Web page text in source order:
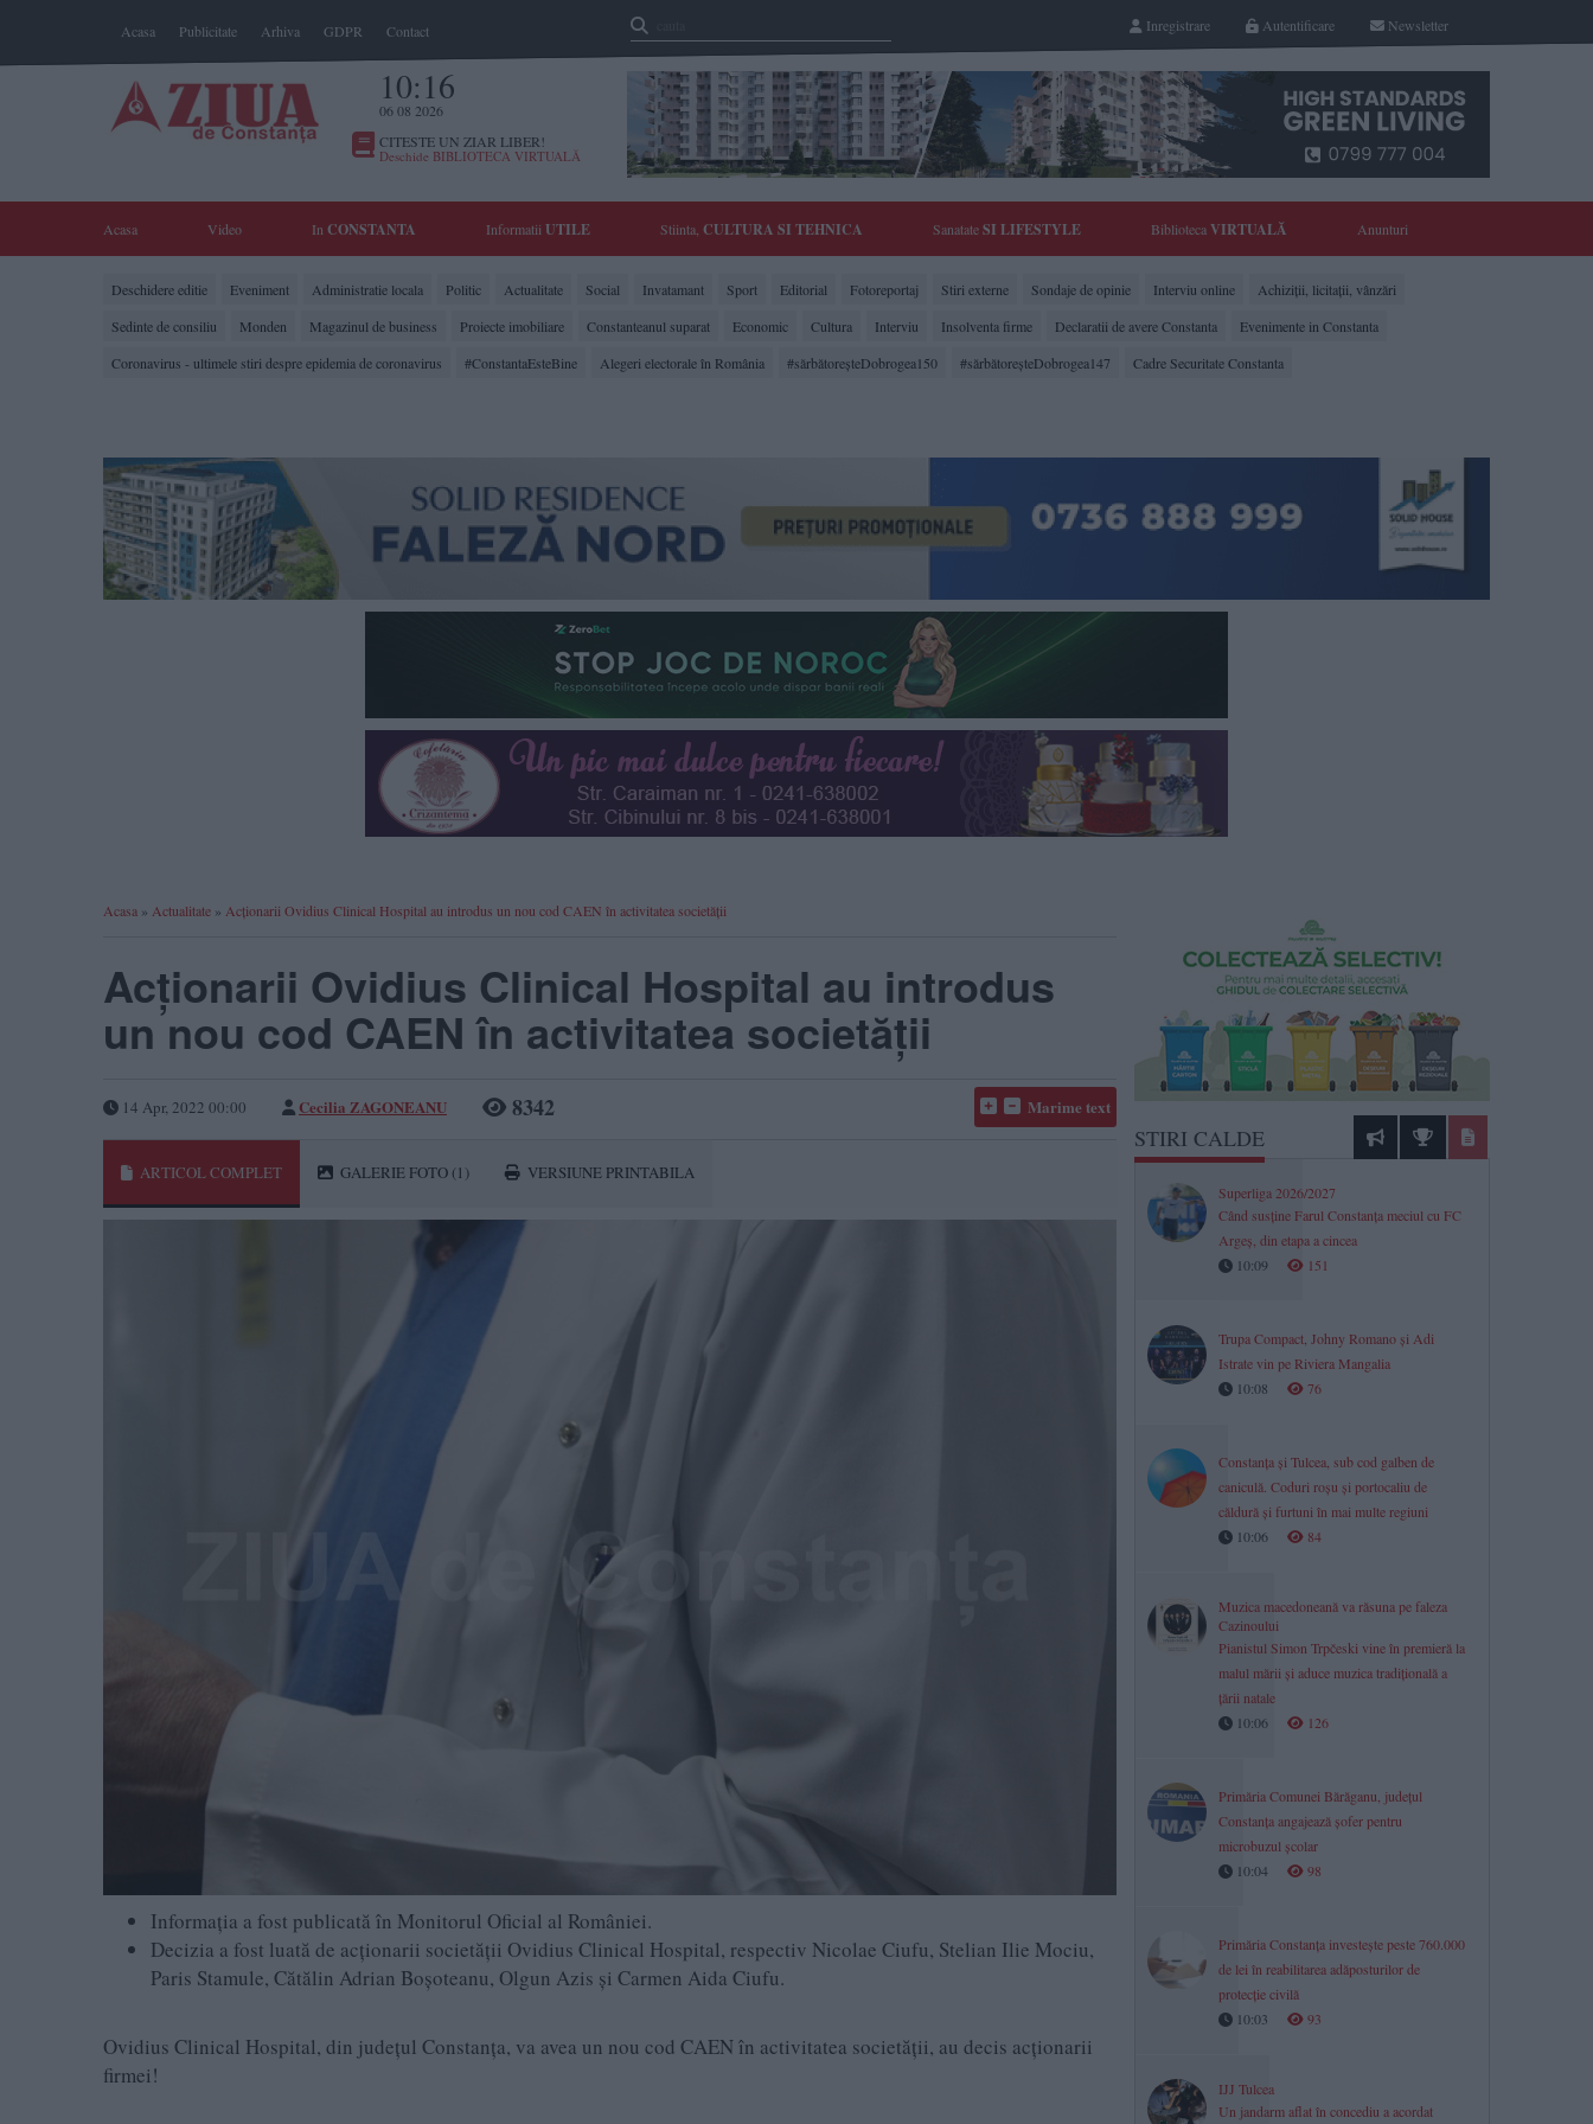
Acasa Publicitate Arhiva GDPR Contact Newsletter
Autentificare
Inregistrare
10:16
06 08 2026
CITESTE UN ZIAR LIBER!
Deschide BIBLIOTECA VIRTUALĂ
Acasa Video In CONSTANTA Informatii UTILE Stiinta, CULTURA SI TEHNICA SanatateSI LIFESTYLE BibliotecaVIRTUALĂ Anunturi
Deschidere editie Eveniment Administratie locala Politic Actualitate Social Invatamant Sport Editorial Fotoreportaj Stiri externe Sondaje de opinie Interviu online
Achiziții, licitații, vânzări
Sedinte de consiliu
Monden Magazinul de business Proiecte imobiliare Constanteanul suparat Economic Cultura Interviu Insolventa firme Declaratii de avere Constanta
Evenimente in Constanta
Coronavirus - ultimele stiri despre epidemia de coronavirus
#ConstantaEsteBine Alegeri electorale în România #sărbătoreşteDobrogea150 #sărbătoreşteDobrogea147 Cadre Securitate Constanta
Acasa » Actualitate » Acționarii Ovidius Clinical Hospital au introdus un nou cod CAEN în activitatea societății
Acționarii Ovidius Clinical Hospital au introdus
un nou cod CAEN în activitatea societății
14 Apr, 2022 00:00 Cecilia ZAGONEANU 8342 Marime text
ARTICOL COMPLET GALERIE FOTO (1) VERSIUNE PRINTABILA
Informația a fost publicată în Monitorul Oficial al României.
Decizia a fost luată de acționarii societății Ovidius Clinical Hospital, respectiv Nicolae Ciufu, Stelian Ilie Mociu,
Paris Stamule, Cătălin Adrian Boșoteanu, Olgun Azis și Carmen Aida Ciufu.
Ovidius Clinical Hospital, din județul Constanța, va avea un nou cod CAEN în activitatea societății, au decis acționarii
firmei!
STIRI CALDE
Superliga 2026/2027
Când susține Farul Constanța meciul cu FC
Argeș, din etapa a cincea
10:09
151
Trupa Compact, Johny Romano și Adi
Istrate vin pe Riviera Mangalia
10:08
76
Constanța și Tulcea, sub cod galben de
caniculă. Coduri roșu și portocaliu de
căldură și furtuni în mai multe regiuni
10:06
84
Muzica macedoneană va răsuna pe faleza
Cazinoului
Pianistul Simon Trpčeski vine în premieră la
malul mării și aduce muzica tradițională a
țării natale
10:06
126
Primăria Comunei Bărăganu, județul
Constanța angajează șofer pentru
microbuzul școlar
10:04
98
Primăria Constanța investește peste 760.000
de lei în reabilitarea adăposturilor de
protecție civilă
10:03
93
IJJ Tulcea
Un jandarm aflat în concediu a acordat